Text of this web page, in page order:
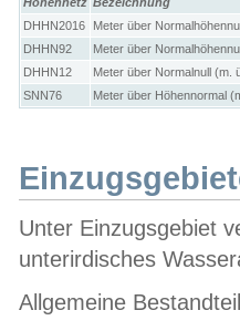
DHHN2016
Meter über
DHHN92
Meter über
DHHN12
Meter über Normalnull (m.
SNN76
Meter über Höhennormal
Unter Einzugsgebiet
unterirdisches
Allgemeine